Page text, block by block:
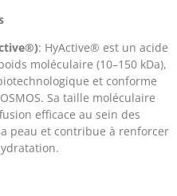
: HyActive® est un acide
moléculaire (10–150 kDa),
et conforme
Sa taille moléculaire
efficace au sein des
peau et contribue à renforcer